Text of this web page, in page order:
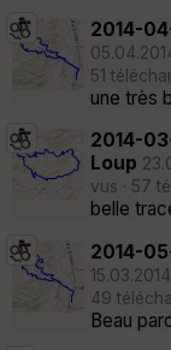
2014-
51
une très
2014-
Loup
vus · 57
belle
2014-
49
Beau